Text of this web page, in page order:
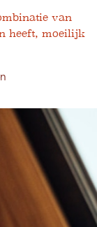
van
heeft, moeilijk